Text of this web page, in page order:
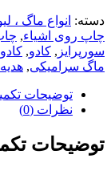
دسته: انواع ماگ ،
چاپ روی اشیاء,
سورپرایز , کادو, کادو
ماگ سرامیکی, هدیه
توضیحات
نظرات (0)
توضیحات